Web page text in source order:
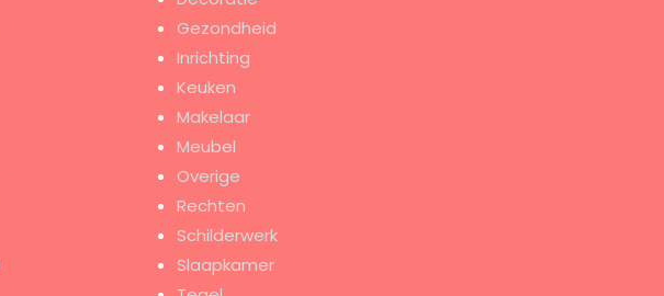
Gezondheid
Inrichting
Keuken
Makelaar
Meubel
Overige
Rechten
Schilderwerk
Slaapkamer